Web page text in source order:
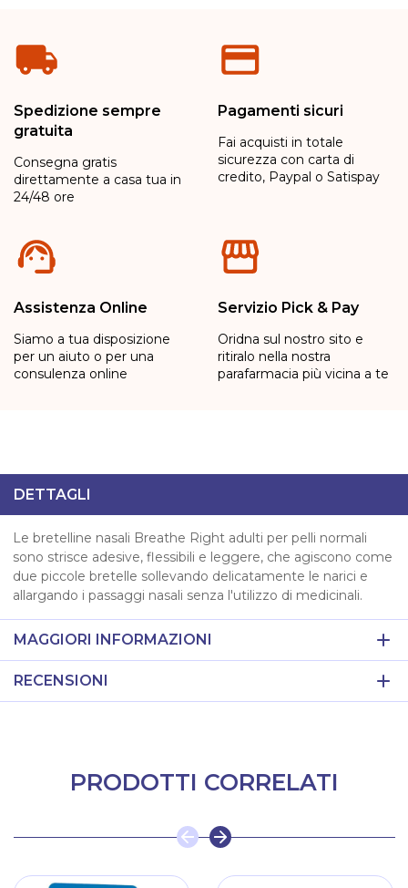
Spedizione sempre
gratuita
Consegna gratis
direttamente a casa tua in
24/48 ore
Pagamenti sicuri
Fai acquisti in totale
sicurezza con carta di
credito, Paypal o Satispay
Assistenza Online
Siamo a tua disposizione
per un aiuto o per una
consulenza online
Servizio Pick & Pay
Oridna sul nostro sito e
ritiralo nella nostra
parafarmacia più vicina a te
DETTAGLI
Le bretelline nasali Breathe Right adulti per pelli normali
sono strisce adesive, flessibili e leggere, che agiscono come
due piccole bretelle sollevando delicatamente le narici e
allargando i passaggi nasali senza l'utilizzo di medicinali.
MAGGIORI INFORMAZIONI
RECENSIONI
PRODOTTI CORRELATI